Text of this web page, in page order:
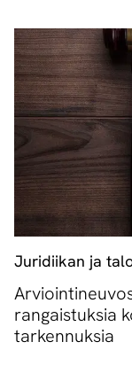
Juridiikan ja
rangaistuksia
tarkennuksia